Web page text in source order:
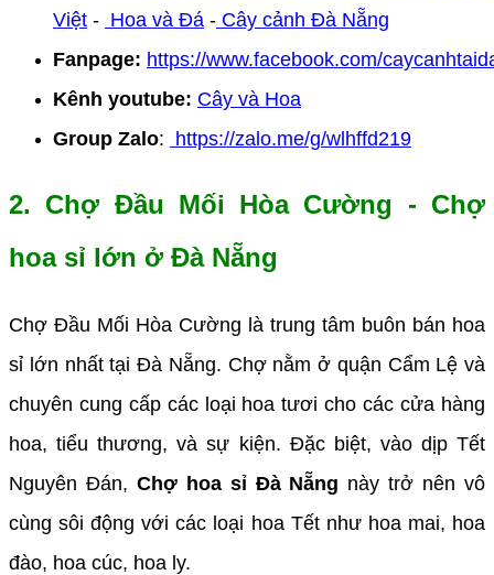
Việt - Hoa và Đá - Cây cảnh Đà Nẵng
Fanpage: https://www.facebook.com/
Kênh youtube: Cây và Hoa
Group Zalo: https://zalo.me/g/wlhffd219
2. Chợ Đầu Mối Hòa Cường - Chợ
hoa sỉ lớn ở Đà Nẵng
Chợ Đầu Mối Hòa Cường là trung tâm buôn bán hoa
sỉ lớn nhất tại Đà Nẵng. Chợ nằm ở quận Cẩm Lệ và
chuyên cung cấp các loại hoa tươi cho các cửa hàng
hoa, tiểu thương, và sự kiện. Đặc biệt, vào dịp Tết
Nguyên Đán, Chợ hoa sỉ Đà Nẵng này trở nên vô
cùng sôi động với các loại hoa Tết như hoa mai, hoa
đào, hoa cúc, hoa ly.